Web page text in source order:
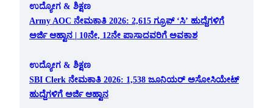
ಉದ್ಯೋಗ & ಶಿಕ್ಷಣ
Army AOC ನೇಮಕಾತಿ 2026: 2,615 ಗ್ರೂಪ್ ‘ಸಿ’ ಹುದ್ದೆಗಳಿಗೆ
ಅರ್ಜಿ ಆಹ್ವಾನ | 10ನೇ, 12ನೇ ಪಾಸಾದವರಿಗೆ ಅವಕಾಶ
ಉದ್ಯೋಗ & ಶಿಕ್ಷಣ
SBI Clerk ನೇಮಕಾತಿ 2026: 1,538 ಜೂನಿಯರ್ ಅಸೋಸಿಯೇಟ್
ಹುದ್ದೆಗಳಿಗೆ ಅರ್ಜಿ ಆಹ್ವಾನ